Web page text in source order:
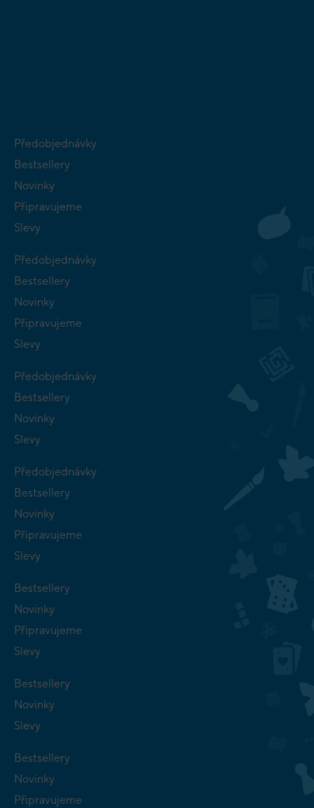
Předobjednávky
Bestsellery
Novinky
Připravujeme
Slevy
Předobjednávky
Bestsellery
Novinky
Připravujeme
Slevy
Předobjednávky
Bestsellery
Novinky
Slevy
Předobjednávky
Bestsellery
Novinky
Připravujeme
Slevy
Bestsellery
Novinky
Připravujeme
Slevy
Bestsellery
Novinky
Slevy
Bestsellery
Novinky
Připravujeme